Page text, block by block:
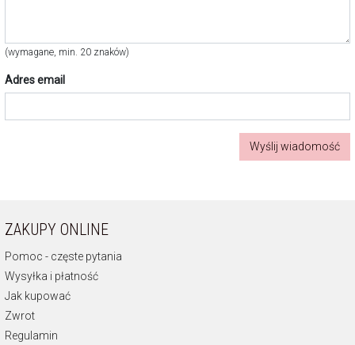
(wymagane, min. 20 znaków)
Adres email
Wyślij wiadomość
ZAKUPY ONLINE
Pomoc - częste pytania
Wysyłka i płatność
Jak kupować
Zwrot
Regulamin